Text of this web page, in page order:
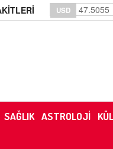
USD 47.5055
SAĞLIK ASTROLOJİ